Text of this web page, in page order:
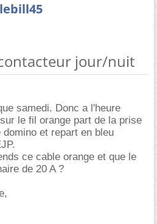
lebill45
jour/nuit
samedi. Donc a l'heure
le fil orange part de la prise
et repart en bleu
ce cable orange et que le
de 20 A ?